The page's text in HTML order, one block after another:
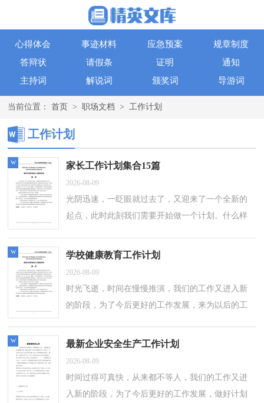
心得体会 事迹材料 应急预案
规章制度
答辩状
请假条 证明
通知
主持词
解说词 颁奖词 导游词
当前位置： 首页 > 职场文档 > 工作计划
工作计划
家长工作计划集合15篇
2026-08-09
光阴迅速，一眨眼就过去了，又迎来了一个全新的
起点，此时此刻我们需要开始做一个计划。什么样
长工作计划，欢迎大家借鉴与参考，希望对大...
w
学校健康教育工作计划
2026-08-09
时光飞逝，时间在慢慢推演，我们的工作又进入新
的阶段，为了今后更好的工作发展，来为以后的工
用呢？以下是小编精心整理的学校健康教育...
w
最新企业安全生产工作计划
2026-08-09
时间过得可真快，从来都不等人，我们的工作又进
入新的阶段，为了今后更好的工作发展，做好计划
w